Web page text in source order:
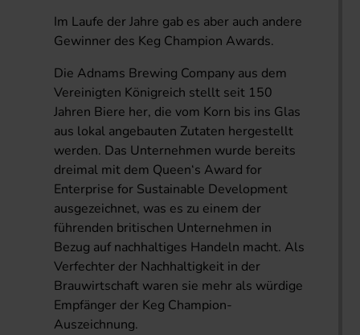
Im Laufe der Jahre gab es aber auch andere
Gewinner des Keg Champion Awards.
Die Adnams Brewing Company aus dem
Vereinigten Königreich stellt seit 150
Jahren Biere her, die vom Korn bis ins Glas
aus lokal angebauten Zutaten hergestellt
werden. Das Unternehmen wurde bereits
dreimal mit dem Queen‘s Award for
Enterprise for Sustainable Development
ausgezeichnet, was es zu einem der
führenden britischen Unternehmen in
Bezug auf nachhaltiges Handeln macht. Als
Verfechter der Nachhaltigkeit in der
Brauwirtschaft waren sie mehr als würdige
Empfänger der Keg Champion-
Auszeichnung.